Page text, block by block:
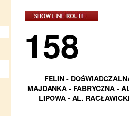
158
FELIN -
MAJDANKA - FABRYCZNA -
LIPOWA - AL.